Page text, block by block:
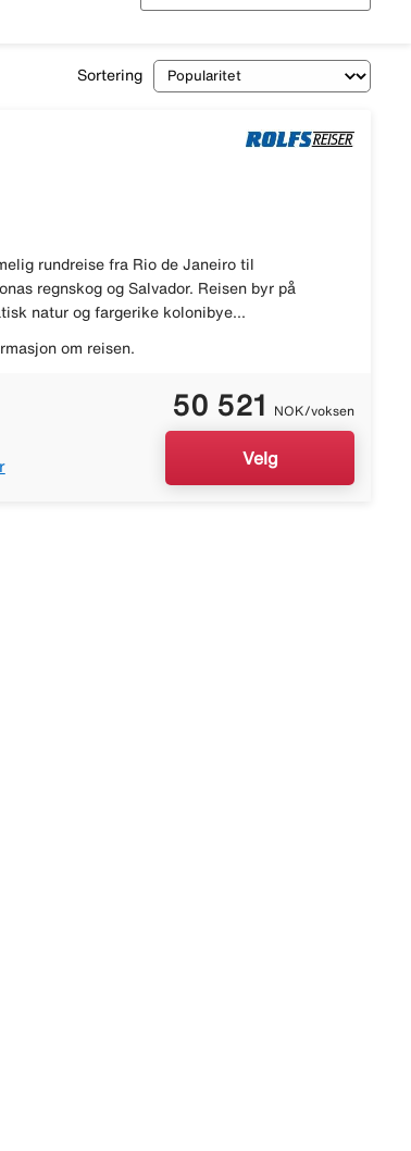
Sortering
rundreise fra Rio de Janeiro til
regnskog og Salvador. Reisen byr på
natur og fargerike kolonibye...
om reisen.
50 521 NOK/voksen
Velg